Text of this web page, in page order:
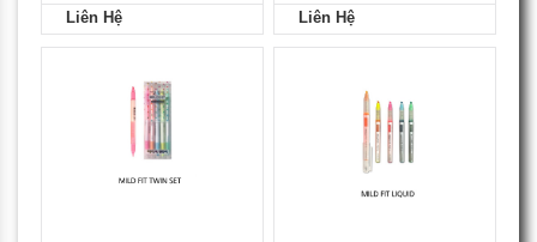
Liên Hệ Liên Hệ